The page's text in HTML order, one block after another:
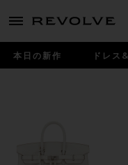
menu - shows more content
本日の新作 ドレス